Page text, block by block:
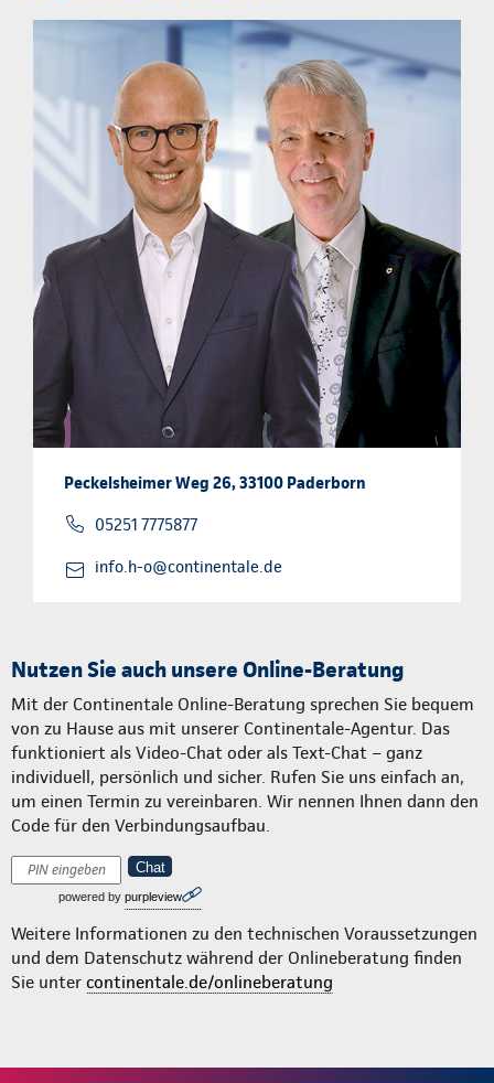
Peckelsheimer Weg 26, 33100 Paderborn
05251 7775877
info.h-o@continentale.de
Nutzen Sie auch unsere Online-Beratung
Mit der Continentale Online-Beratung sprechen Sie bequem
von zu Hause aus mit unserer Continentale-Agentur. Das
funktioniert als Video-Chat oder als Text-Chat – ganz
individuell, persönlich und sicher. Rufen Sie uns einfach an,
um einen Termin zu vereinbaren. Wir nennen Ihnen dann den
Code für den Verbindungsaufbau.
Chat
powered by purpleview
Weitere Informationen zu den technischen Voraussetzungen
und dem Datenschutz während der Onlineberatung finden
Sie unter continentale.de/onlineberatung